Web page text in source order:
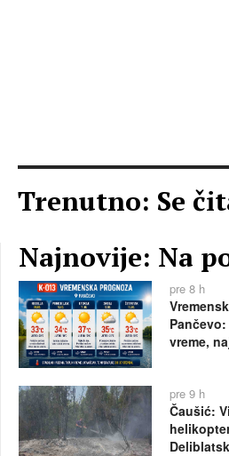
Trenutno: Se
Najnovije: Na
pre 8 h
vreme,
pre 9 h
Čaušić: